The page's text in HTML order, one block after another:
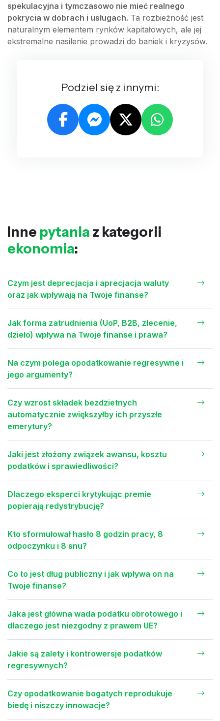
spekulacyjna i tymczasowo nie mieć realnego
pokrycia w dobrach i usługach. Ta rozbieżność jest
naturalnym elementem rynków kapitałowych, ale jej
ekstremalne nasilenie prowadzi do baniek i kryzysów.
Podziel się z innymi:
Inne pytania z kategorii
ekonomia:
Czym jest deprecjacja i aprecjacja waluty
oraz jak wpływają na Twoje finanse?
Jak forma zatrudnienia (UoP, B2B, zlecenie,
dzieło) wpływa na Twoje finanse i prawa?
Na czym polega opodatkowanie regresywne i
jego argumenty?
Czy wzrost składek bezdzietnych
automatycznie zwiększyłby ich przyszłe
emerytury?
Jaki jest złożony związek awansu, kosztu
podatków i sprawiedliwości?
Dlaczego eksperci krytykując premie
popierają redystrybucję?
Kto sformułował hasło 8 godzin pracy, 8
odpoczynku i 8 snu?
Co to jest dług publiczny i jak wpływa on na
Twoje finanse?
Jaka jest główna wada podatku obrotowego i
dlaczego jest niezgodny z prawem UE?
Jakie są zalety i kontrowersje podatków
regresywnych?
Czy opodatkowanie bogatych reprodukuje
biedę i niszczy innowacje?